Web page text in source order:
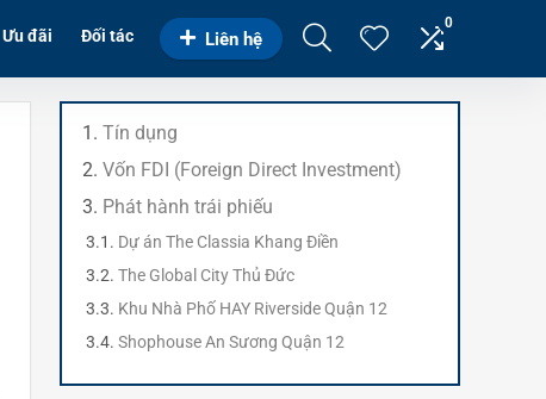
Ưu đãi Đối tác Liên hệ
0
Tín dụng
Vốn FDI (Foreign Direct Investment)
Phát hành trái phiếu
Dự án The Classia Khang Điền
The Global City Thủ Đức
Khu Nhà Phố HAY Riverside Quận 12
Shophouse An Sương Quận 12